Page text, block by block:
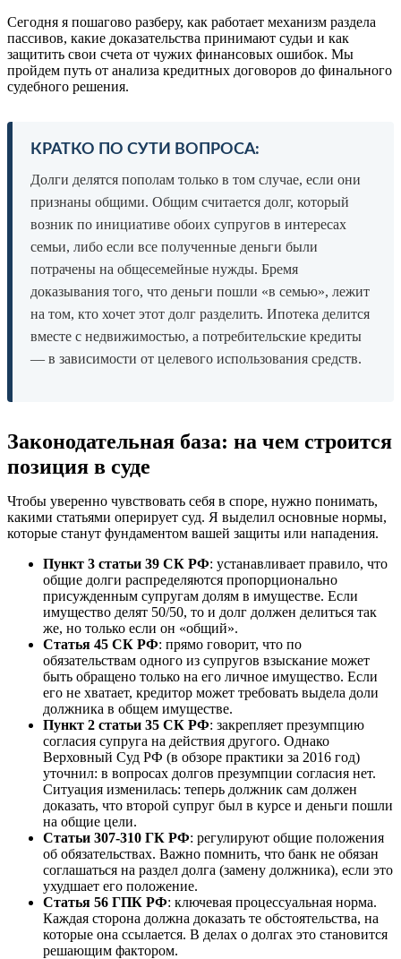
Сегодня я пошагово разберу, как работает механизм раздела
пассивов, какие доказательства принимают судьи и как
защитить свои счета от чужих финансовых ошибок. Мы
пройдем путь от анализа кредитных договоров до финального
судебного решения.
КРАТКО ПО СУТИ ВОПРОСА:
Долги делятся пополам только в том случае, если они
признаны общими. Общим считается долг, который
возник по инициативе обоих супругов в интересах
семьи, либо если все полученные деньги были
потрачены на общесемейные нужды. Бремя
доказывания того, что деньги пошли «в семью», лежит
на том, кто хочет этот долг разделить. Ипотека делится
вместе с недвижимостью, а потребительские кредиты
— в зависимости от целевого использования средств.
Законодательная база: на чем строится
позиция в суде
Чтобы уверенно чувствовать себя в споре, нужно понимать,
какими статьями оперирует суд. Я выделил основные нормы,
которые станут фундаментом вашей защиты или нападения.
Пункт 3 статьи 39 СК РФ: устанавливает правило, что
общие долги распределяются пропорционально
присужденным супругам долям в имуществе. Если
имущество делят 50/50, то и долг должен делиться так
же, но только если он «общий».
Статья 45 СК РФ: прямо говорит, что по
обязательствам одного из супругов взыскание может
быть обращено только на его личное имущество. Если
его не хватает, кредитор может требовать выдела доли
должника в общем имуществе.
Пункт 2 статьи 35 СК РФ: закрепляет презумпцию
согласия супруга на действия другого. Однако
Верховный Суд РФ (в обзоре практики за 2016 год)
уточнил: в вопросах долгов презумпции согласия нет.
Ситуация изменилась: теперь должник сам должен
доказать, что второй супруг был в курсе и деньги пошли
на общие цели.
Статьи 307-310 ГК РФ: регулируют общие положения
об обязательствах. Важно помнить, что банк не обязан
соглашаться на раздел долга (замену должника), если это
ухудшает его положение.
Статья 56 ГПК РФ: ключевая процессуальная норма.
Каждая сторона должна доказать те обстоятельства, на
которые она ссылается. В делах о долгах это становится
решающим фактором.